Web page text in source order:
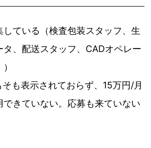
ている（検査包装スタッフ、生
タ、配送スタッフ、CADオペレー
も表示されておらず、15万円/月
できていない。応募も来ていない